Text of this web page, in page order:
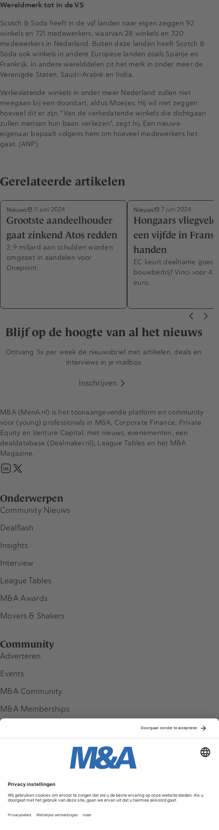
Wereldmerk tot in de VS
Scotch & Soda heeft in de vijf landen naar eigen zeggen 92
winkels en 721 medewerkers, waarvan 28 winkels en 320
medewerkers in Nederland. Buiten deze landen heeft Scotch &
Soda ook winkels in andere Europese landen zoals Spanje en
Frankrijk. In andere werelddelen zit het merk in onder meer de
Verenigde Staten, Saudi-Arabië en India.
Verlieslatende winkels in onder meer Nederland zullen niet
meegaan bij een doorstart, aldus Moeijes. Hij wil niet zeggen
hoeveel dit er zijn. "Van de verlieslatende winkels die dichtgaan
zullen mensen hun baan verliezen", zegt hij. Een nieuwe
eigenaar bepaalt volgens hem om hoeveel medewerkers het
gaat. (ANP)
Gerelateerde artikelen
Nieuws 11 juni 2024
Grootste aandeelhouder
gaat zinkend Atos redden
2,9 miljard aan schulden worden
omgezet in aandelen voor
Onepoint.
Nieuws 7 juni 2024
Hongaars
een vijfde in Franse
handen
EC keurt deelname goed
bouwbedrijf Vinci voor
euro.
Blijf op de hoogte van al het nieuws
Ontvang 3x per week de nieuwsbrief met artikelen, deals en
interviews in je mailbox
Inschrijven
Onderwerpen
Community Nieuws
Dealflash
Insights
Interview
League Tables
M&A Awards
Movers & Shakers
Community
Adverteren
Events
M&A Community
M&A Memberships
Service & Contact
Contact
FAQ
M&A (MenA.nl) is het toonaangevende platform en community
voor (young) professionals in M&A, Corporate Finance, Private
Equity en Venture Capital, met nieuws, evenementen, een
dealdatabase (Dealmaker.nl), League Tables en het M&A
Magazine.